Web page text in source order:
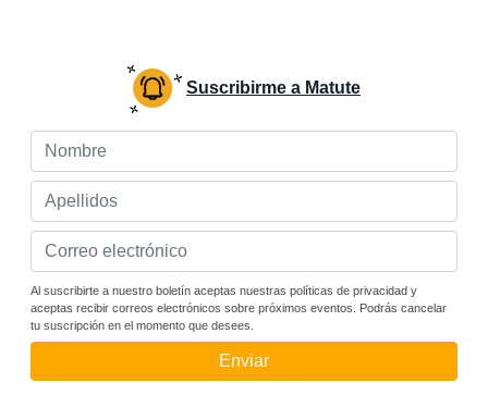
Suscribirme a Matute
Al suscribirte a nuestro boletín aceptas nuestras políticas de privacidad y
aceptas recibir correos electrónicos sobre próximos eventos. Podrás cancelar
tu suscripción en el momento que desees.
Enviar